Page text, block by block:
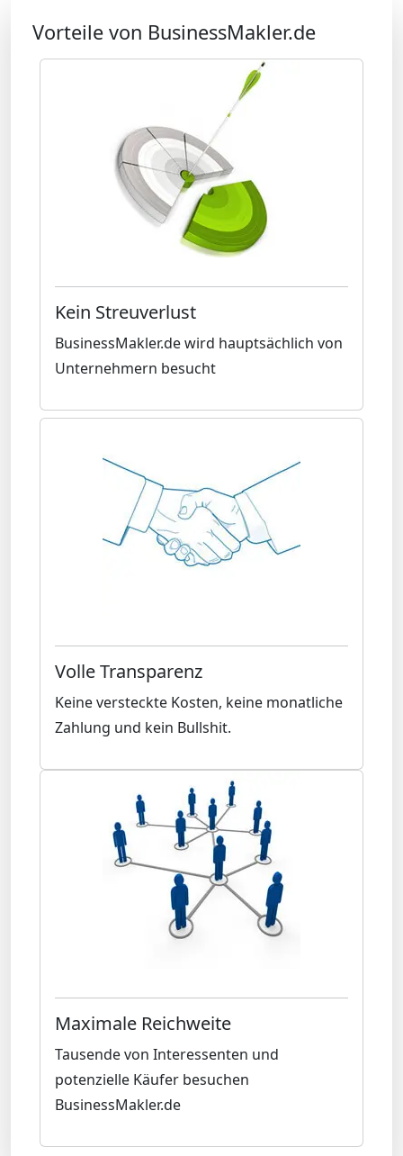
Vorteile von BusinessMakler.de
Kein Streuverlust
BusinessMakler.de wird hauptsächlich von
Unternehmern besucht
Volle Transparenz
Keine versteckte Kosten, keine monatliche
Zahlung und kein Bullshit.
Maximale Reichweite
Tausende von Interessenten und
potenzielle Käufer besuchen
BusinessMakler.de